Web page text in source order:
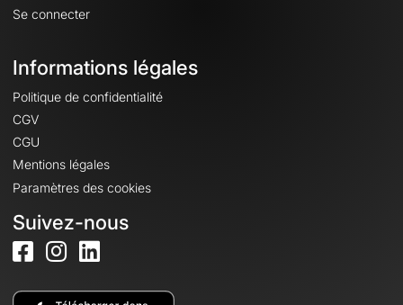
Se connecter
Informations légales
Politique de confidentialité
CGV
CGU
Mentions légales
Paramètres des cookies
Suivez-nous